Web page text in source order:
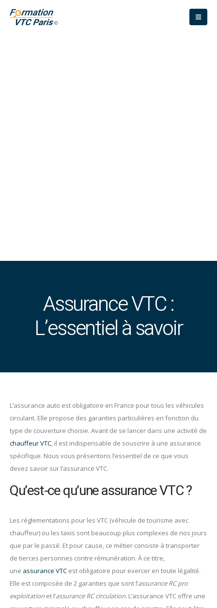
Assurance VTC :
L’essentiel à savoir
L’assurance auto est obligatoire en France pour tous les véhicules
circulant. Elle propose des garanties particulières en fonction du
type de couverture choisie. Avant de se lancer dans une activité de
chauffeur VTC, il est indispensable de souscrire à une assurance
spécifique. Nous vous présentons l’essentiel de ce que vous
devez savoir sur l’assurance VTC.
Qu’est-ce qu’une assurance VTC ?
Les réglementations pour les VTC (véhicule de tourisme avec
chauffeur) ou les taxis sont beaucoup plus complexes de nos jours
que par le passé. Et pour cause, ce métier consiste à transporter
de tierces personnes contre rémunération. À ce titre,
une assurance VTC est obligatoire pour exercer en toute légalité.
Elle est composée de 2 garanties que sont l’assurance RC pro
exploitation et l’assurance RC circulation. L’assurance VTC offre une